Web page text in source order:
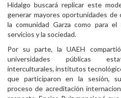
Hidalgo buscará replicar este
generar mayores oportunidades
la comunidad Garza como para
servicios y la sociedad.
Por su parte, la UAEH
universidades públicas
interculturales, institutos
que participaron en la sesión,
proceso de acreditación